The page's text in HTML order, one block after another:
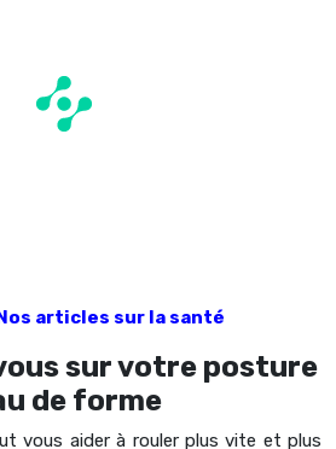
articles sur la santé
sur votre posture
de forme
vous aider à rouler plus vite et plus